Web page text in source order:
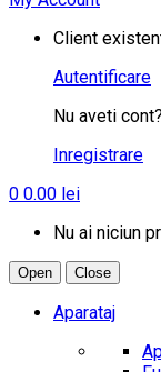
Client
Autentificare
Nu aveti cont?
Inregistrare
0 0.00 lei
Nu ai niciun
Open Close
Aparataj